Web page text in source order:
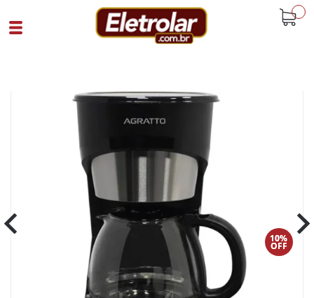
Home Eletroportáteis Cafeteiras
Cafeteira Programavel 1,5L Aroma 38X
800W Agratto 220V Preto
SKU 108852|31|1
10%
OFF